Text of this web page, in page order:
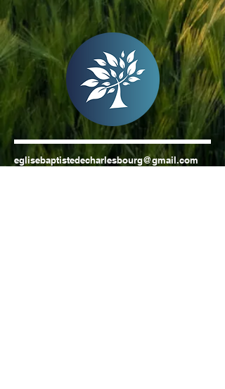
eglisebaptistedecharlesbourg@gmail.com